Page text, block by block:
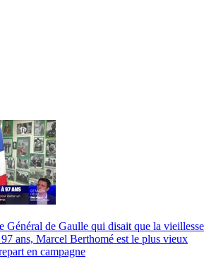
Général de Gaulle qui disait que la vieillesse
ans, Marcel Berthomé est le plus vieux
en campagne